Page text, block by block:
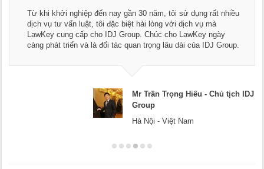
Thay mặt Công ty Dương Cafe, tôi xin chân thành cảm ơn đội
ngũ luật sư, kế toán của LawKey. Thực sự yên tâm khi sử
dụng dịch vụ tư vấn pháp luật và kế toán thuế bên các bạn.
Chúc các bạn phát triển hơn, phục vụ tốt hơn cho cộng đồng
Mr Dương - CEO Dương Cafe
Hà Nội